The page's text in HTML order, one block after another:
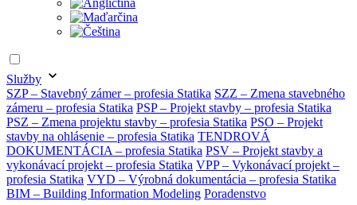
Služby
SZP – Stavebný zámer – profesia Statika SZZ – Zmena stavebného
zámeru – profesia Statika PSP – Projekt stavby – profesia Statika
PSZ – Zmena projektu stavby – profesia Statika PSO – Projekt
stavby na ohlásenie – profesia Statika TENDROVÁ
DOKUMENTÁCIA – profesia Statika PSV – Projekt stavby a
vykonávací projekt – profesia Statika VPP – Vykonávací projekt –
profesia Statika VYD – Výrobná dokumentácia – profesia Statika
BIM – Building Information Modeling Poradenstvo